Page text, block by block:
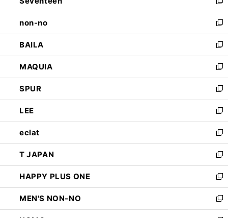
開
く
ウ
で
開
く
新
し
い
ウ
ィ
ン
ド
ウ
で
開
く
non-no
新
し
い
ウ
ィ
ン
ド
ウ
で
開
く
BAILA
新
し
い
ウ
ィ
ン
ド
ウ
で
開
く
MAQUIA
新
し
い
ウ
ィ
ン
ド
ウ
で
開
く
SPUR
新
し
い
ウ
ィ
ン
ド
ウ
で
開
く
LEE
新
し
い
ウ
ィ
ン
ド
ウ
で
開
eclat
新
し
い
ウ
ィ
ン
ド
ウ
T JAPAN
新
し
い
ウ
ィ
ン
HAPPY PLUS ONE
新
し
い
ウ
MEN'S NON-NO
新
し